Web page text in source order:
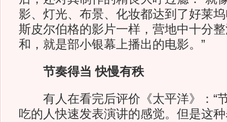
影、灯光、布景、化妆都达到了好莱
斯皮尔伯格的影片一样，营地中十分
和，就是部小银幕上播出的电影。”
节奏得当 快慢有秩
有人在看完后评价《太平洋》：“
吃的人快速发表演讲的感觉。但是这